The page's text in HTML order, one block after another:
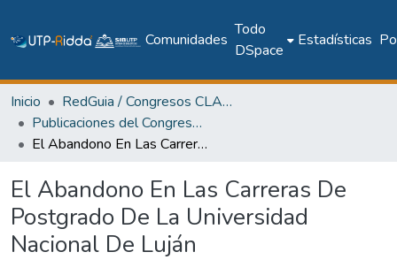
Comunidades
Todo
DSpace
Estadísticas
Inicio
RedGuia / Congresos CLABES
Publicaciones del Congreso Internacional CLABES
El Abandono En Las Carreras De Postgrado De La Universidad Nacional De Luján
El Abandono En Las Carreras De
Postgrado De La Universidad
Nacional De Luján